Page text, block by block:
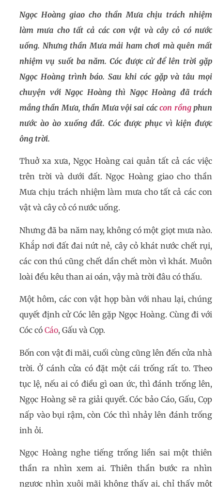
Ngọc Hoàng giao cho thần Mưa chịu trách nhiệm
làm mưa cho tất cả các con vật và cây cỏ có nước
uống. Nhưng thần Mưa mải ham chơi mà quên mất
nhiệm vụ suốt ba năm. Cóc được cử để lên trời gặp
Ngọc Hoàng trình báo. Sau khi cóc gặp và tâu mọi
chuyện với Ngọc Hoàng thì Ngọc Hoàng đã trách
mắng thần Mưa, thần Mưa vội sai cáccon rồngphun
nước ào ào xuống đất. Cóc được phục vì kiện được
ông trời.
Thuở xa xưa, Ngọc Hoàng cai quản tất cả các việc
trên trời và dưới đất. Ngọc Hoàng giao cho thần
Mưa chịu trách nhiệm làm mưa cho tất cả các con
vật và cây cỏ có nước uống.
Nhưng đã ba năm nay, không có một giọt mưa nào.
Khắp nơi đất đai nứt nẻ, cây cỏ khát nước chết rụi,
các con thú cũng chết dần chết mòn vì khát. Muôn
loài đều kêu than ai oán, vậy mà trời đâu có thấu.
Một hôm, các con vật họp bàn với nhau lại, chúng
quyết định cử Cóc lên gặp Ngọc Hoàng. Cùng đi với
Cóc có Cáo, Gấu và Cọp.
Bốn con vật đi mãi, cuối cùng cũng lên đến cửa nhà
trời. Ở cánh cửa có đặt một cái trống rất to. Theo
tục lệ, nếu ai có điều gì oan ức, thì đánh trống lên,
Ngọc Hoàng sẽ ra giải quyết. Cóc bảo Cáo, Gấu, Cọp
nấp vào bụi rậm, còn Cóc thì nhảy lên đánh trống
inh ỏi.
Ngọc Hoàng nghe tiếng trống liền sai một thiên
thần ra nhìn xem ai. Thiên thần bước ra nhìn
ngược nhìn xuôi mãi không thấy ai, chỉ thấy một